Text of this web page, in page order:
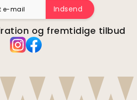
Indsend
og fremtidige tilbud